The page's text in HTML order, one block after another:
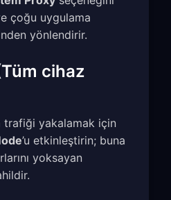
çoğu uygulama
yönlendirir.
cihaz
yakalamak için
’u etkinleştirin; buna
yoksayan